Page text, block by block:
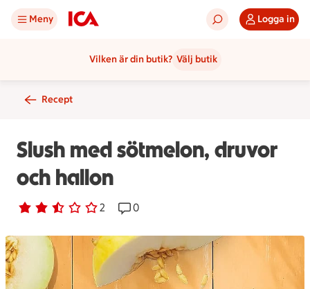
Meny Logga in
Vilken är din butik? Välj butik
Recept
Slush med sötmelon, druvor
och hallon
Betyg 2.5 av 5. 2
2 personer har röstatReceptet har 0 kommentarer
0